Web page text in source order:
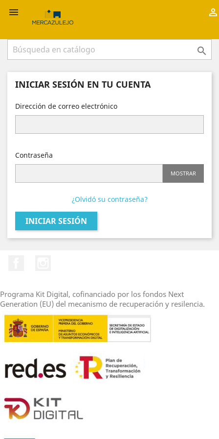
 

INICIAR SESIÓN EN TU CUENTA
Dirección de correo electrónico
Contraseña
MOSTRAR
¿Olvidó su contraseña?
INICIAR SESIÓN
Programa Kit Digital, cofinanciado por los fondos Next
Generation (EU) del mecanismo de recuperación y resilencia.